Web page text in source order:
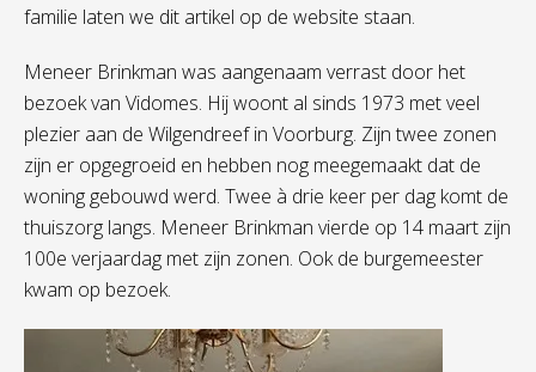
familie laten we dit artikel op de website staan.
Meneer Brinkman was aangenaam verrast door het
bezoek van Vidomes. Hij woont al sinds 1973 met veel
plezier aan de Wilgendreef in Voorburg. Zijn twee zonen
zijn er opgegroeid en hebben nog meegemaakt dat de
woning gebouwd werd. Twee à drie keer per dag komt de
thuiszorg langs. Meneer Brinkman vierde op 14 maart zijn
100e verjaardag met zijn zonen. Ook de burgemeester
kwam op bezoek.